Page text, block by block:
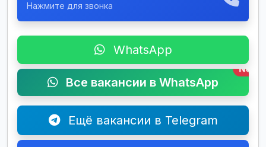
Нажмите для звонка
WhatsApp
Все вакансии в WhatsApp
New
Ещё вакансии в Telegram